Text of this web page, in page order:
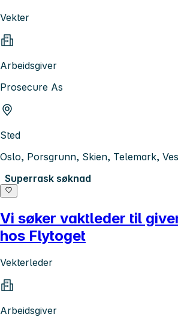
Vekter
Arbeidsgiver
Prosecure As
Sted
Oslo, Porsgrunn, Skien, Telemark,
Superrask søknad
Vi søker vaktleder til
hos Flytoget
Vekterleder
Arbeidsgiver